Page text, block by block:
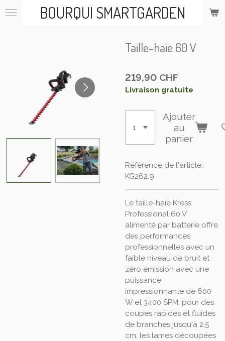
Passer
BOURQUI SMARTGARDEN
Taille-haie 60 V
219,90 CHF
Livraison gratuite
Ajouter
au
panier
Référence de l'article:
KG262.9
Le taille-haie Kress
Professional 60 V
alimenté par batterie offre
des performances
professionnelles avec un
faible niveau de bruit et
zéro émission avec une
puissance
impressionnante de 600
W et 3400 SPM, pour des
coupes rapides et fluides
de branches jusqu'à 2,5
cm, les lames découpées